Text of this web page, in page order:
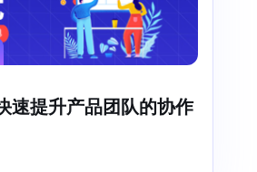
速提升产品团队的协作